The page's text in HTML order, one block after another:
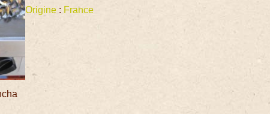
Origine: France